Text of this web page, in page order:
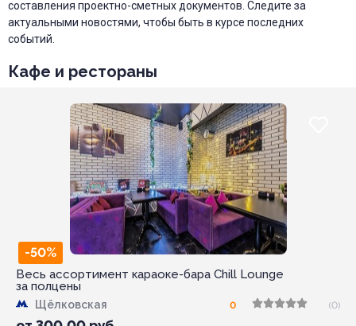
составления проектно-сметных документов. Следите за
актуальными новостями, чтобы быть в курсе последних
событий.
Кафе и рестораны
Веcь ассортимент караоке-бара Chill Lounge
за полцены
-50%
Щёлковская 0 (0)